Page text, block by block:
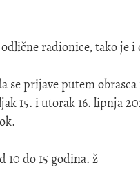
radionice, tako je i
se prijave putem
15. i utorak 16. lipnja
10 do 15 godina. ž